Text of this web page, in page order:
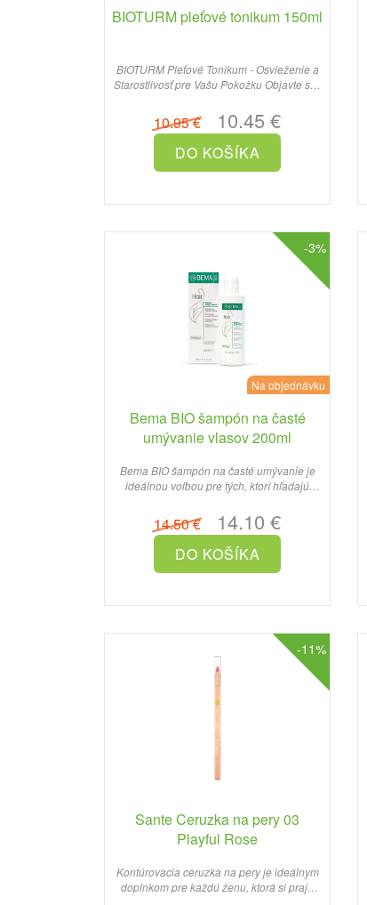
BIOTURM pleťové tonikum 150ml
BIOTURM Pleťové Tonikum - Osvieženie a
Starostlivosť pre Vašu Pokožku Objavte silu
10.95 €10.45 €
-3%
Na objednávku
Bema BIO šampón na časté
umývanie vlasov 200ml
Bema BIO šampón na časté umývanie je
ideálnou voľbou pre tých, ktorí hľadajú
14.50 €14.10 €
-11%
Sante Ceruzka na pery 03
Playful Rose
Kontúrovacia ceruzka na pery je ideálnym
doplnkom pre každú ženu, ktorá si praje